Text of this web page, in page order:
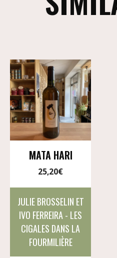
MATA HARI
25,20€
JULIE BROSSELIN ET
IVO FERREIRA - LES
CIGALES DANS LA
FOURMILIÈRE